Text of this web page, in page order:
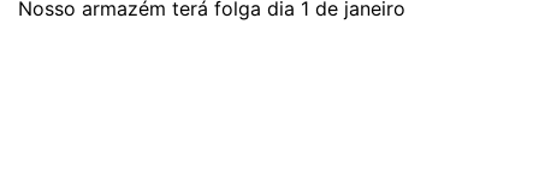
Nosso armazém terá folga dia 1 de janeiro